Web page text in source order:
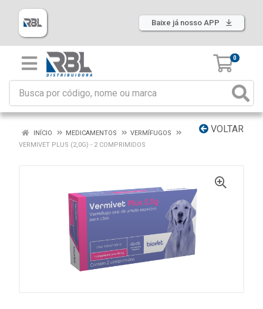
Baixe já nosso APP
0
VOLTAR
INÍCIO MEDICAMENTOS
VERMÍFUGOS
VERMIVET PLUS (2,0G) - 2 COMPRIMIDOS